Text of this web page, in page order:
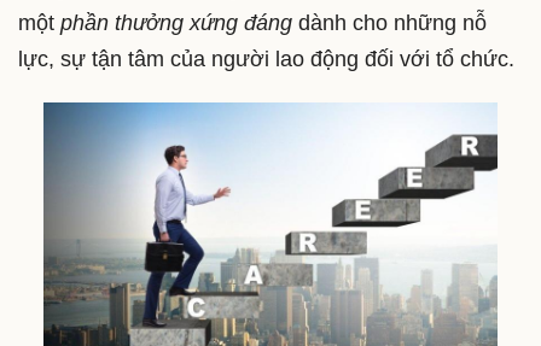
một phần thưởng xứng đáng dành cho những nỗ
lực, sự tận tâm của người lao động đối với tổ chức.